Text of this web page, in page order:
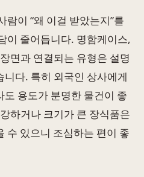
람이 “왜 이걸 받았는지”를
이 줄어듭니다. 명함케이스,
면과 연결되는 유형은 설명
다. 특히 외국인 상사에게
용도가 분명한 물건이 좋
하거나 크기가 큰 장식품은
수 있으니 조심하는 편이 좋